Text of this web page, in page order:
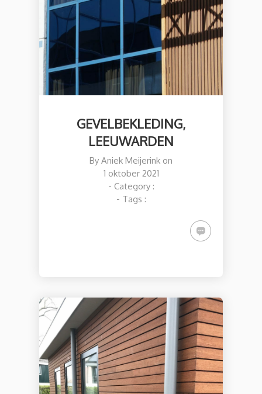
GEVELBEKLEDING,
LEEUWARDEN
By Aniek Meijerink on
1 oktober 2021
- Category :
- Tags :